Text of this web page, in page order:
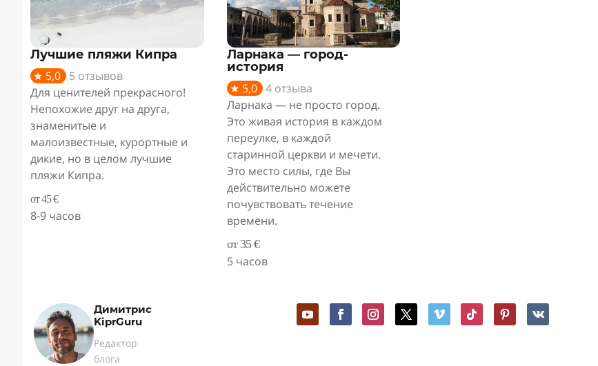
Лучшие пляжи Кипра
★ 5,0 5 отзывов
Для ценителей прекрасного!
Непохожие друг на друга,
знаменитые и
малоизвестные, курортные и
дикие, но в целом лучшие
пляжи Кипра.
от 45 €
8-9 часов
Ларнака — город-
история
★ 5,0 4 отзыва
Ларнака — не просто город.
Это живая история в каждом
переулке, в каждой
старинной церкви и мечети.
Это место силы, где Вы
действительно можете
почувствовать течение
времени.
от 35 €
5 часов
Димитрис
KiprGuru
Редактор
блога